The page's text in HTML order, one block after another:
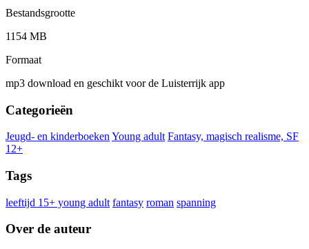
Bestandsgrootte
1154 MB
Formaat
mp3 download en geschikt voor de Luisterrijk app
Categorieën
Jeugd- en kinderboeken Young adult Fantasy, magisch realisme, SF
12+
Tags
leeftijd 15+ young adult fantasy roman spanning
Over de auteur